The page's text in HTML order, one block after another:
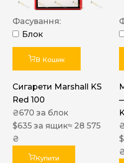
Фасування:
Блок
В Кошик
Сигарети Marshall KS
Red 100
₴670 за блок
$635 за ящик≈ 28 575
₴
Купити
$